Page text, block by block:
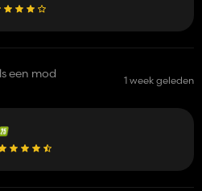
een mod 1 week geleden